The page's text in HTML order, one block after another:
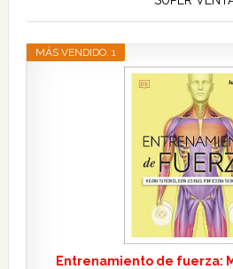
MÁS VENDIDO. 1
Entrenamiento de fuerza: